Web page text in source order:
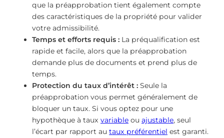
que la préapprobation tient également compte
des caractéristiques de la propriété pour valider
votre admissibilité.
Temps et efforts requis : La préqualification est
rapide et facile, alors que la préapprobation
demande plus de documents et prend plus de
temps.
Protection du taux d’intérêt : Seule la
préapprobation vous permet généralement de
bloquer un taux. Si vous optez pour une
hypothèque à taux variable ou ajustable, seul
l’écart par rapport au taux préférentiel est garanti.